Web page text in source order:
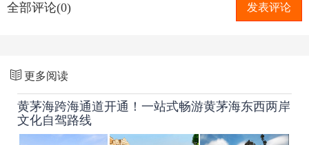
全部评论(0) 发表评论
更多阅读
黄茅海跨海通道开通！一站式畅游黄茅海东西两岸
文化自驾路线